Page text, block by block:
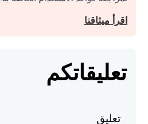
اقرأ ميثاقنا
تعليقاتكم
تعليق